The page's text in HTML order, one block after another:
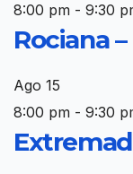
8:00 pm - 9:30
Rociana
Ago 15
8:00 pm - 9:30